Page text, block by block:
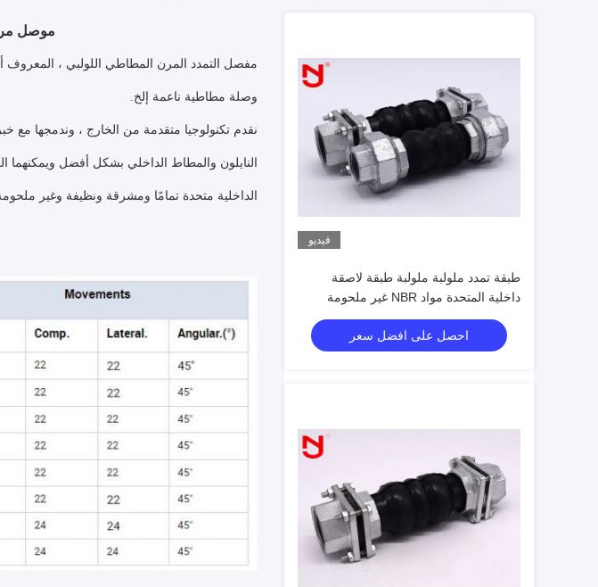
فيديو
طبقة تمدد ملولبة ملولبة طبقة لاصقة
داخلية المتحدة مواد NBR غير ملحومة
احصل على افضل سعر
موصل
مفصل التمدد المرن المطاطي اللولبي ،
وصلة مطاطية ناعمة إلخ.
نقدم تكنولوجيا متقدمة من الخارج ، وندمجها مع
النايلون والمطاط الداخلي بشكل أفضل
الداخلية متحدة تمامًا ومشرقة ونظيفة وغير ملحومة